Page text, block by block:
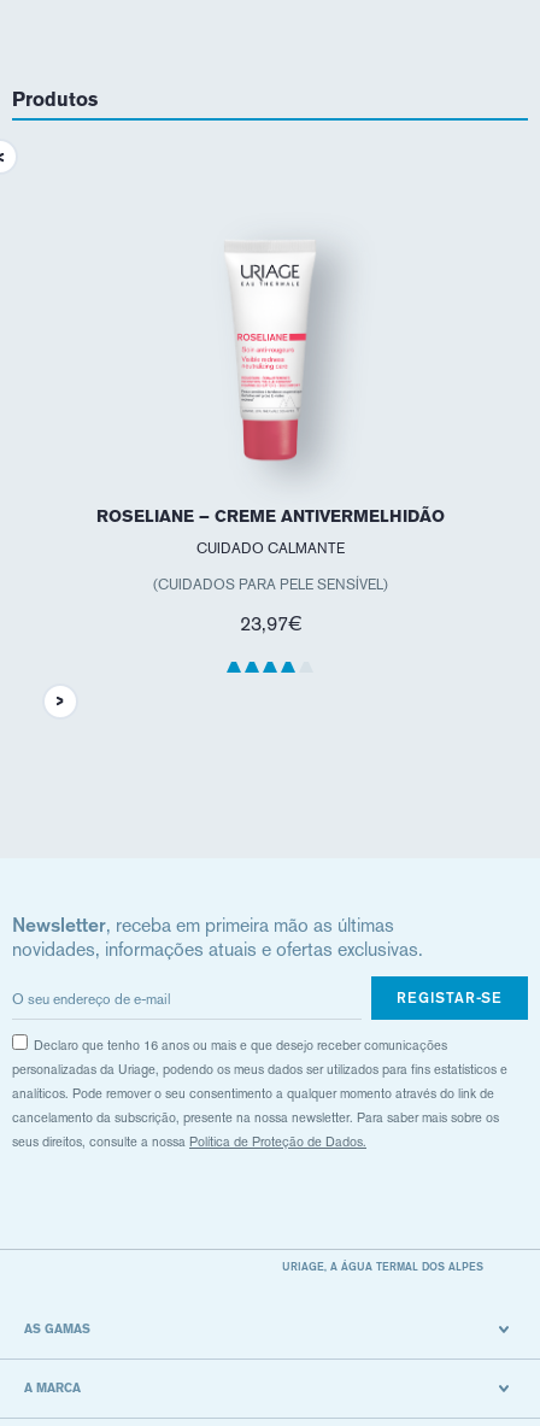
Produtos
ROSELIANE – CREME ANTIVERMELHIDÃO
CUIDADO CALMANTE
(CUIDADOS PARA PELE SENSÍVEL)
23,97€
Newsletter, receba em primeira mão as últimas
novidades, informações atuais e ofertas exclusivas.
REGISTAR-SE
Declaro que tenho 16 anos ou mais e que desejo receber comunicações
personalizadas da Uriage, podendo os meus dados ser utilizados para fins estatísticos e
analíticos. Pode remover o seu consentimento a qualquer momento através do link de
cancelamento da subscrição, presente na nossa newsletter. Para saber mais sobre os
seus direitos, consulte a nossa Política de Proteção de Dados.
URIAGE, A ÁGUA TERMAL DOS ALPES
AS GAMAS
A MARCA